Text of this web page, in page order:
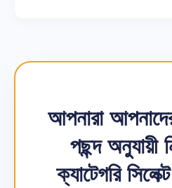
আপনারা
পছন্দ অনুযায়ী
ক্যাটেগরি